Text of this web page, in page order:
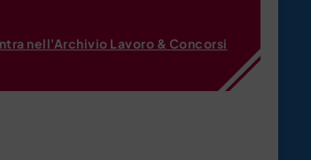
nell'Archivio Lavoro & Concorsi